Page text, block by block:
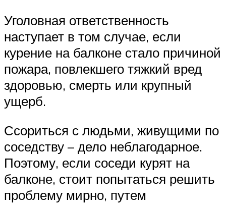
Уголовная ответственность
наступает в том случае, если
курение на балконе стало причиной
пожара, повлекшего тяжкий вред
здоровью, смерть или крупный
ущерб.
Ссориться с людьми, живущими по
соседству – дело неблагодарное.
Поэтому, если соседи курят на
балконе, стоит попытаться решить
проблему мирно, путем